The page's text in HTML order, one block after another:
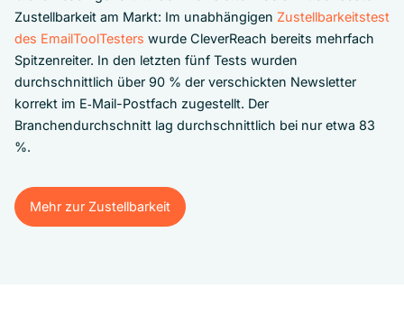
Zustellbarkeit am Markt: Im unabhängigen Zustellbarkeitstest
des EmailToolTesters wurde CleverReach bereits mehrfach
Spitzenreiter. In den letzten fünf Tests wurden
durchschnittlich über 90 % der verschickten Newsletter
korrekt im E‑Mail-Postfach zugestellt. Der
Branchendurchschnitt lag durchschnittlich bei nur etwa 83
%.
Mehr zur Zustellbarkeit
Mehr zur Zustellbarkeit